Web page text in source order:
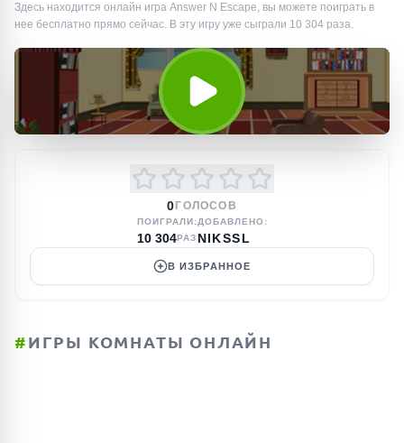
Здесь находится онлайн игра Answer N Escape, вы можете поиграть в
нее бесплатно прямо сейчас. В эту игру уже сыграли 10 304 раза.
0 ГОЛОСОВ
ПОИГРАЛИ:
10 304РАЗ
ДОБАВЛЕНО:
NIKSSL
В ИЗБРАННОЕ
#ИГРЫ КОМНАТЫ ОНЛАЙН